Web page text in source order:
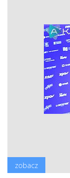
zobacz